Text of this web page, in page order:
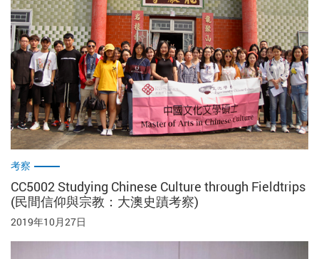
考察
CC5002 Studying Chinese Culture through Fieldtrips
(民間信仰與宗教：大澳史蹟考察)
2019年10月27日